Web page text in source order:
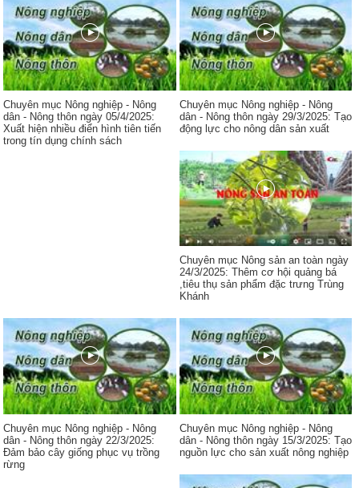
Chuyên mục Nông nghiệp - Nông
dân - Nông thôn ngày 05/4/2025:
Xuất hiện nhiều điển hình tiên tiến
trong tín dụng chính sách
Chuyên mục Nông nghiệp - Nông
dân - Nông thôn ngày 29/3/2025: Tạo
động lực cho nông dân sản xuất
Chuyên mục Nông sản an toàn ngày
24/3/2025: Thêm cơ hội quảng bá
,tiêu thụ sản phẩm đặc trưng Trùng
Khánh
Chuyên mục Nông nghiệp - Nông
dân - Nông thôn ngày 22/3/2025:
Đảm bảo cây giống phục vụ trồng
rừng
Chuyên mục Nông nghiệp - Nông
dân - Nông thôn ngày 15/3/2025: Tạo
nguồn lực cho sản xuất nông nghiệp